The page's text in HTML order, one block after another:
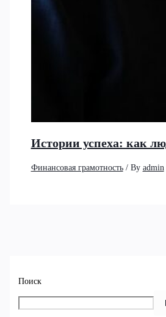
Поиск
Истории успеха: как
Финансовая грамотность/ By admin